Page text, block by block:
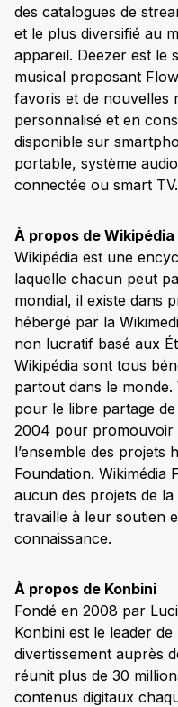
des catalogues de
et le plus diversifié au
appareil. Deezer est le
musical proposant
favoris et de nouvelles
personnalisé et en
disponible sur
portable, système
connectée ou smart TV.
À propos de Wikipédia
Wikipédia est une
laquelle chacun peut
mondial, il existe dans
hébergé par la
non lucratif basé aux
Wikipédia sont tous
partout dans le monde.
pour le libre partage
2004 pour promouvoir
l’ensemble des projets
Foundation. Wikimédia
aucun des projets de la
travaille à leur soutien
connaissance.
À propos de Konbini
Fondé en 2008 par
Konbini est le leader
divertissement auprès
réunit plus de 30
contenus digitaux